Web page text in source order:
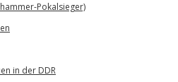
Pokalsieger)
in der DDR